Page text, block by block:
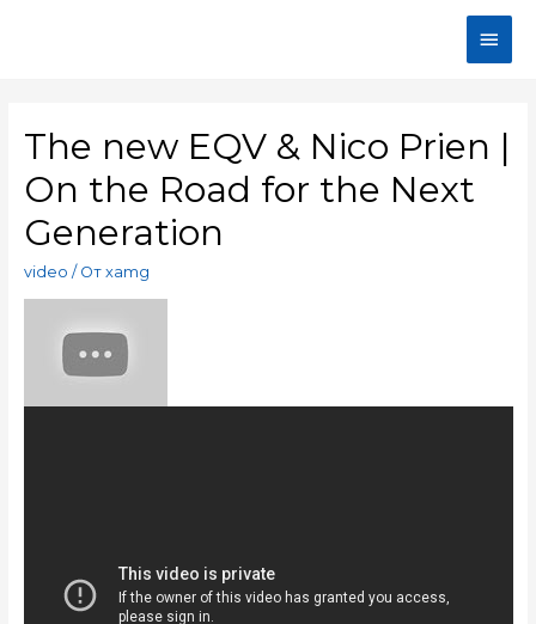
The new EQV & Nico Prien |
On the Road for the Next
Generation
video / От xamg